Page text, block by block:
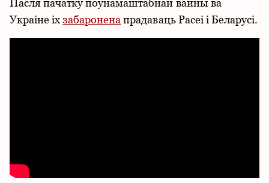
Падтрымка пагрозы з неба
Каналы паставак
Пасля пачатку поўнамаштабнай вайны ва
Украіне іхзабаронена прадаваць Расеі і Беларусі.